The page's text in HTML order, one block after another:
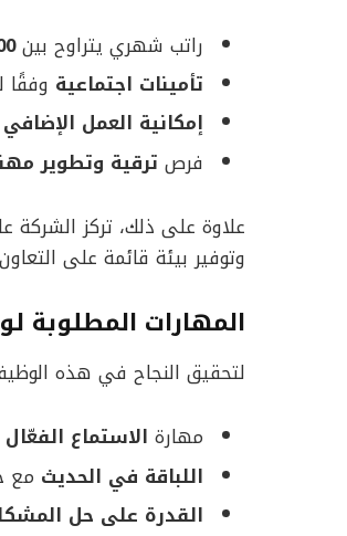
راتب شهري يتراوح بين4000
تأمينات اجتماعية وفقًا
إمكانية العمل الإضافي
فرص ترقية وتطوير
علاوة على ذلك، تركز الشركة
وتوفير بيئة قائمة على
المهارات
لتحقيق النجاح في هذه
مهارة الاستماع الفعّال
اللباقة في الحديث مع
القدرة على حل